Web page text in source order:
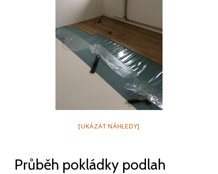
[UKÁZAT NÁHLEDY]
Průběh pokládky podlah